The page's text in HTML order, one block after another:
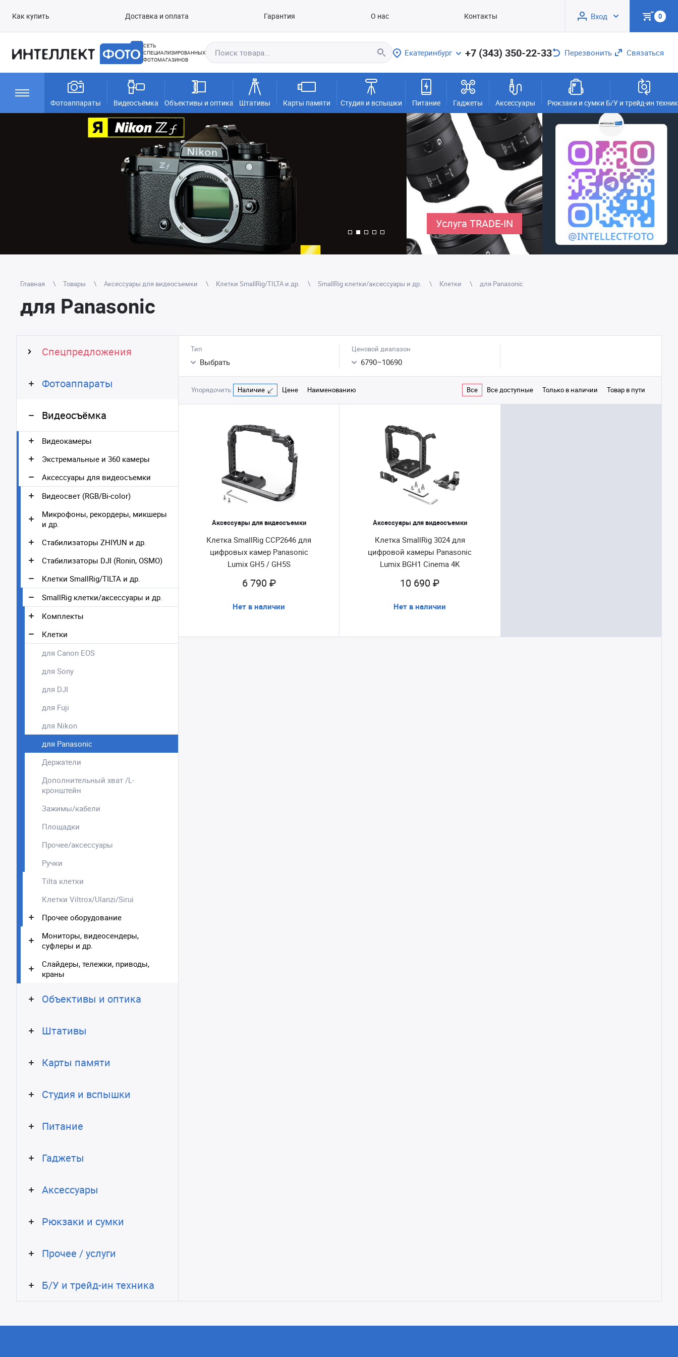
Как купить Доставка и оплата Гарантия О нас Контакты Вход 0
СЕТЬ
СПЕЦИАЛИЗИРОВАННЫХ
ФОТОМАГАЗИНОВ
Екатеринбург +7 (343) 350-22-33 Перезвонить Связаться
Фотоаппараты Видеосъёмка Объективы и оптика Штативы Карты памяти Студия и вспышки Питание Гаджеты Аксессуары Рюкзаки и сумки Б/У и трейд-ин
Услуга TRADE-IN
Главная Товары Аксессуары для видеосъемки Клетки SmallRig/TILTA и др. SmallRig клетки/аксессуары и др. Клетки для Panasonic
для Panasonic
Спецпредложения
Фотоаппараты
Видеосъёмка
Видеокамеры
Экстремальные и 360 камеры
Аксессуары для видеосъемки
Видеосвет (RGB/Bi-color)
Микрофоны, рекордеры, микшеры
и др.
Стабилизаторы ZHIYUN и др.
Стабилизаторы DJI (Ronin, OSMO)
Клетки SmallRig/TILTA и др.
SmallRig клетки/аксессуары и др.
Комплекты
Клетки
для Canon EOS
для Sony
для DJI
для Fuji
для Nikon
для Panasonic
Держатели
Дополнительный хват /L-
кронштейн
Зажимы/кабели
Площадки
Прочее/аксессуары
Ручки
Tilta клетки
Клетки Viltrox/Ulanzi/Sirui
Прочее оборудование
Мониторы, видеосендеры,
суфлеры и др.
Слайдеры, тележки, приводы,
краны
Объективы и оптика
Штативы
Карты памяти
Студия и вспышки
Питание
Гаджеты
Аксессуары
Рюкзаки и сумки
Прочее / услуги
Б/У и трейд-ин техника
Тип
Выбрать
Ценовой диапазон
6790–10690
Упорядочить: Наличие Цене Наименованию Все Все доступные Только в наличии Товар в пути
Аксессуары для видеосъемки
Клетка SmallRig CCP2646 для
цифровых камер Panasonic
Lumix GH5 / GH5S
6 790 ₽
Нет в наличии
Аксессуары для видеосъемки
Клетка SmallRig 3024 для
цифровой камеры Panasonic
Lumix BGH1 Cinema 4K
10 690 ₽
Нет в наличии